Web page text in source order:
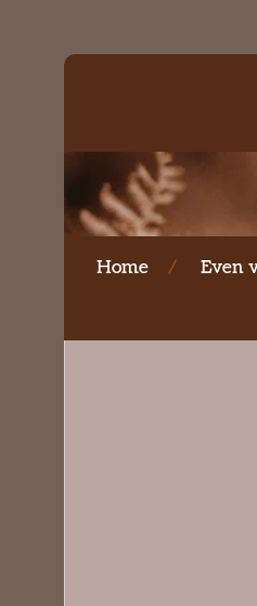
Home Even